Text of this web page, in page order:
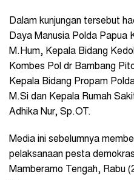
Dalam kunjungan tersebut
Daya Manusia Polda Papua
M.Hum, Kepala Bidang
Kombes Pol dr Bambang
Kepala Bidang Propam
M.Si dan Kepala Rumah
Adhika Nur, Sp.OT.
Media ini sebelumnya
pelaksanaan pesta
Mamberamo Tengah, Rabu